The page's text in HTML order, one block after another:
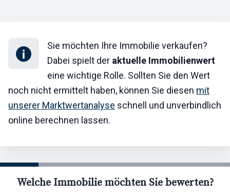
Sie möchten Ihre Immobilie verkaufen?
Dabei spielt der aktuelle Immobilienwert
eine wichtige Rolle. Sollten Sie den Wert
noch nicht ermittelt haben, können Sie diesen mit
unserer Marktwertanalyse schnell und unverbindlich
online berechnen lassen.
Welche Immobilie möchten Sie bewerten?